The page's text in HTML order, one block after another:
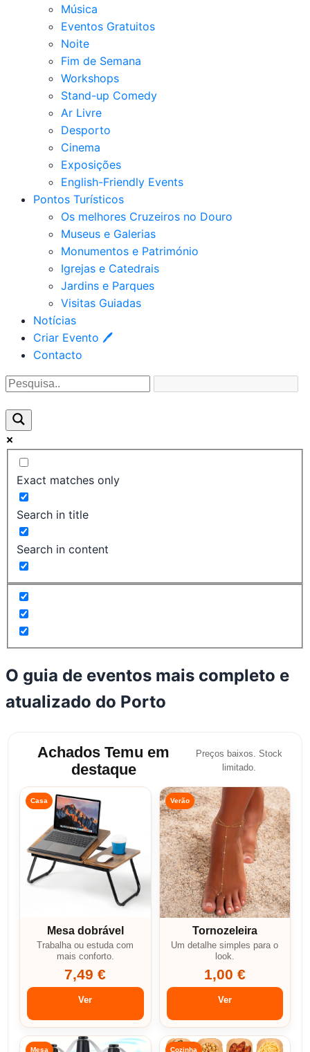
Música
Eventos Gratuitos
Noite
Fim de Semana
Workshops
Stand-up Comedy
Ar Livre
Desporto
Cinema
Exposições
English-Friendly Events
Pontos Turísticos
Os melhores Cruzeiros no Douro​
Museus e Galerias
Monumentos e Património
Igrejas e Catedrais
Jardins e Parques
Visitas Guiadas
Notícias
Criar Evento 🖊
Contacto
Exact matches only
Search in title
Search in content
O guia de eventos mais completo e
atualizado do Porto
Achados Temu em
destaque
Preços baixos. Stock
limitado.
Casa
Mesa dobrável
Trabalha ou estuda com
mais conforto.
7,49 €
Ver
Verão
Tornozeleira
Um detalhe simples para o
look.
1,00 €
Ver
Mesa Cozinha